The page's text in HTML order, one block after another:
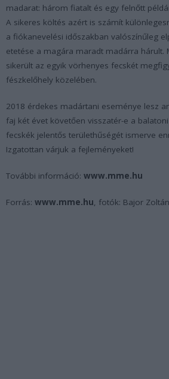
madarat: három fiatalt és egy felnőtt
A sikeres költés azért is számít
a fiókanevelési időszakban valószínűleg
etetése a magára maradt madárra hárult.
sikerült az egyik vörhenyes fecskét
fészkelőhely közelében.
2018 érdekes madártani eseménye lesz
faj két évet követően visszatér-e a
fecskék jelentős területhűségét ismerve
Izgatottan várjuk a fejleményeket!
További információ: www.mme.hu
Forrás: www.mme.hu, fotók: Bajor